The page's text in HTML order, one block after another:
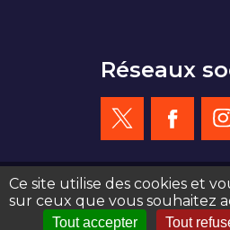
Réseaux
création site web : agence de
Ce site utilise des cookies et
sur ceux que vous souhaitez
Tout accepter Tout